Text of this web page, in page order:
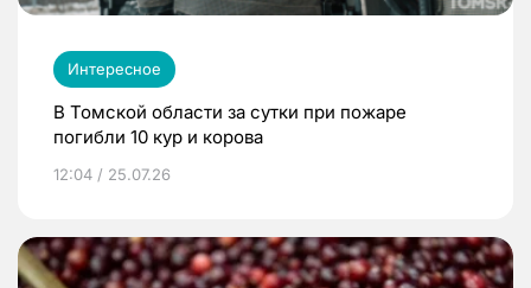
Интересное
В Томской области за сутки при пожаре
погибли 10 кур и корова
12:04 / 25.07.26